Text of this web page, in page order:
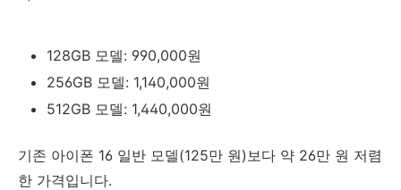
128GB 모델: 990,000원
256GB 모델: 1,140,000원
512GB 모델: 1,440,000원
기존 아이폰 16 일반 모델(125만 원)보다 약 26만 원 저렴
한 가격입니다.